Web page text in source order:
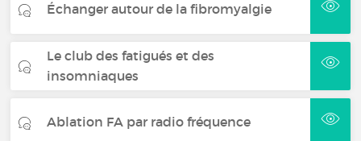
Échanger autour de la fibromyalgie
Le club des fatigués et des
insomniaques
Ablation FA par radio fréquence